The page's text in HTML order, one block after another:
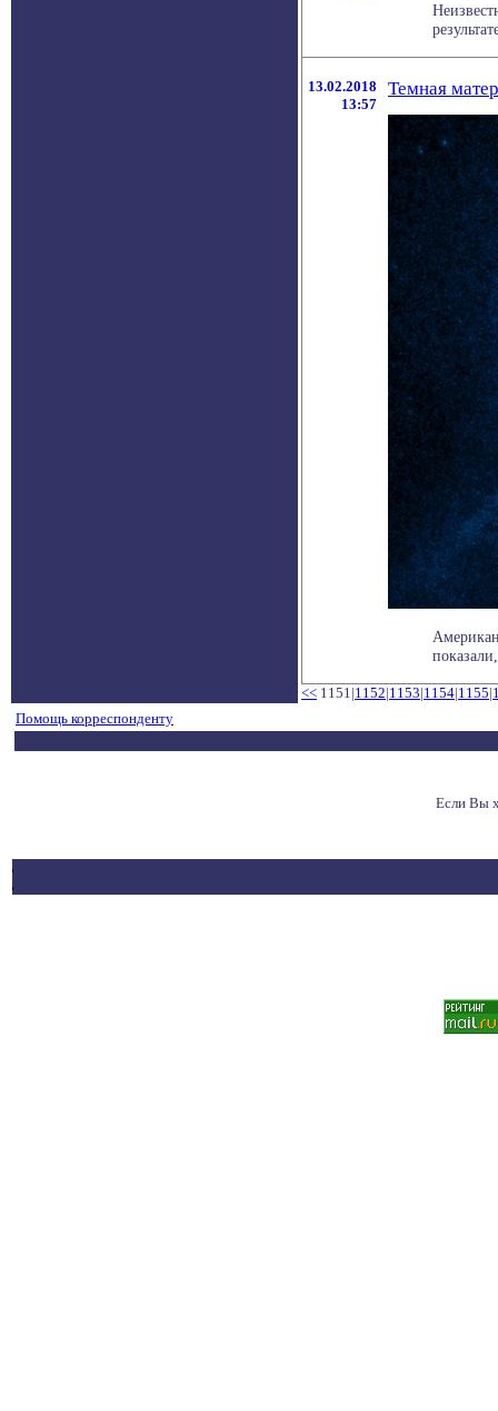
13.02.2018
13:57
Темная
<< 1151|1152|1153|1154|1155|
Помощь корреспонденту
Если Вы